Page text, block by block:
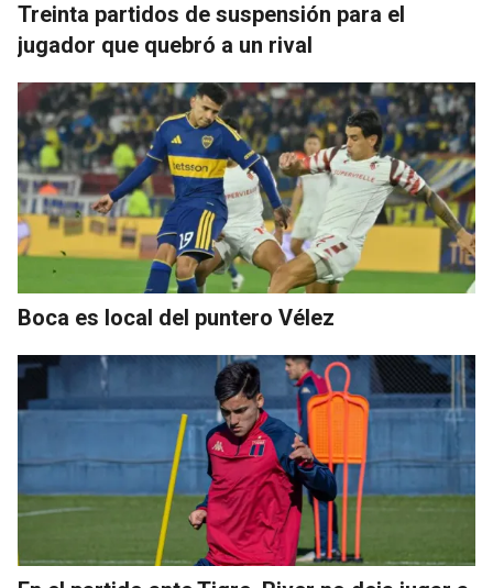
Treinta partidos de suspensión para el
jugador que quebró a un rival
Boca es local del puntero Vélez